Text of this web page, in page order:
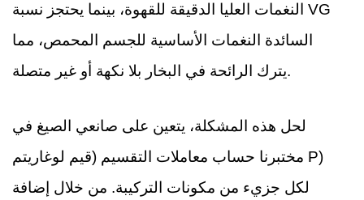
النغمات العليا الدقيقة للقهوة، بينما يحتجز نسبة VG
السائدة النغمات الأساسية للجسم المحمص، مما
يترك الرائحة في البخار بلا نكهة أو غير متصلة.
لحل هذه المشكلة، يتعين على صانعي الصيغ في
مختبرنا حساب معاملات التقسيم (قيم لوغاريتم P)
لكل جزيء من مكونات التركيبة. من خلال إضافة